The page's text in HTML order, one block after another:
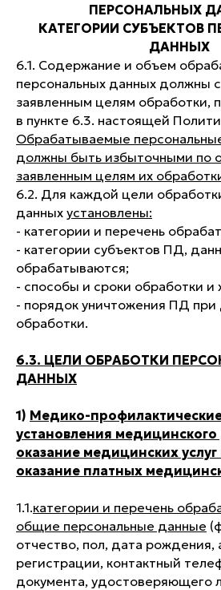
ПЕРСОНАЛЬНЫХ
КАТЕГОРИИ СУБЪЕКТОВ
ДАННЫХ
6.1. Содержание и объем
персональных данных должны
заявленным целям обработки,
в пункте 6.3. настоящей
Обрабатываемые
должны быть избыточными по
заявленным целям их
6.2. Для каждой цели
данных установлены:
- категории и перечень
- категории субъектов ПД,
обрабатываются;
- способы и сроки обработки и
- порядок уничтожения ПД
обработки.
6.3. ЦЕЛИ ОБРАБОТКИ
ДАННЫХ
1) Медико-
установления медицинского
оказание медицинских
оказание платных
1.1.категории и перечень
общие персональные данные
отчество, пол, дата рождения,
регистрации, контактный
документа, удостоверяющего